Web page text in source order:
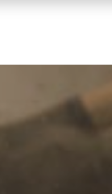
Eu li e aceito o